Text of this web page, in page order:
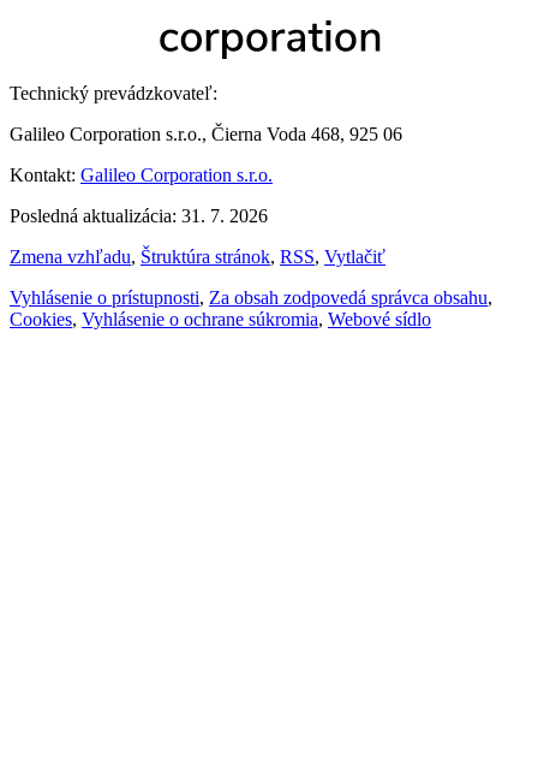
Technický prevádzkovateľ:
Galileo Corporation s.r.o., Čierna Voda 468, 925 06
Kontakt: Galileo Corporation s.r.o.
Posledná aktualizácia: 31. 7. 2026
Zmena vzhľadu, Štruktúra stránok, RSS, Vytlačiť
Vyhlásenie o prístupnosti, Za obsah zodpovedá správca obsahu,
Cookies, Vyhlásenie o ochrane súkromia, Webové sídlo